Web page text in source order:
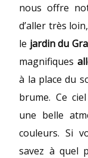
nous offre
d’aller très
le jardin du
magnifiques
à la place du
brume. Ce
une belle
couleurs. Si
savez à quel